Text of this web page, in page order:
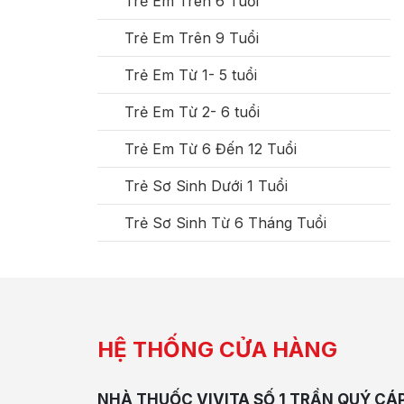
Trẻ Em Trên 9 Tuổi
Trẻ Em Từ 1- 5 tuổi
Trẻ Em Từ 2- 6 tuổi
Trẻ Em Từ 6 Đến 12 Tuổi
Trẻ Sơ Sinh Dưới 1 Tuổi
Trẻ Sơ Sinh Từ 6 Tháng Tuổi
HỆ THỐNG CỬA HÀNG
NHÀ THUỐC VIVITA SỐ 1 TRẦN QUÝ